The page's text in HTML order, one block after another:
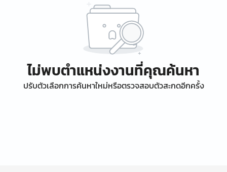
ไม่พบตำแหน่งงานที่คุณค้นหา
ปรับตัวเลือกการค้นหาใหม่หรือตรวจสอบตัวสะกดอีกครั้ง